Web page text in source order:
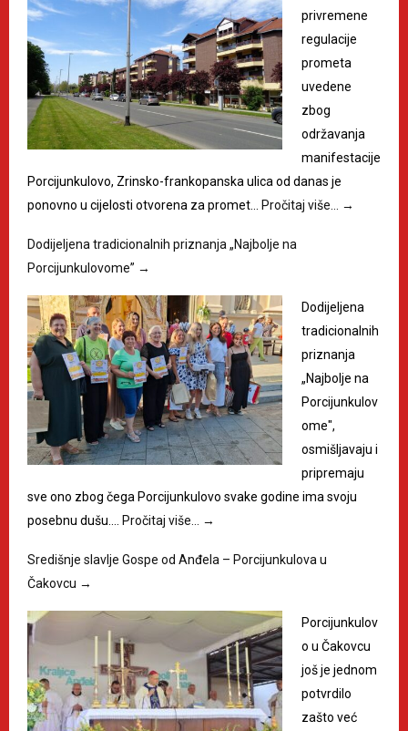
privremene
regulacije
prometa
uvedene
zbog
održavanja
manifestacije
Porcijunkulovo, Zrinsko-frankopanska ulica od danas je
ponovno u cijelosti otvorena za promet…
Pročitaj više… →
Dodijeljena tradicionalnih priznanja „Najbolje na
Porcijunkulovome” →
Dodijeljena
tradicionalnih
priznanja
„Najbolje na
Porcijunkulov
ome",
osmišljavaju i
pripremaju
sve ono zbog čega Porcijunkulovo svake godine ima svoju
posebnu dušu.…
Pročitaj više… →
Središnje slavlje Gospe od Anđela – Porcijunkulova u
Čakovcu →
Porcijunkulov
o u Čakovcu
još je jednom
potvrdilo
zašto već